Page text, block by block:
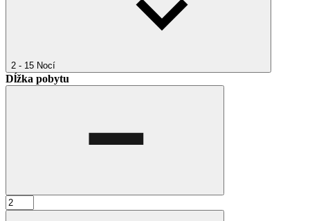
2 - 15 Nocí
Dĺžka pobytu